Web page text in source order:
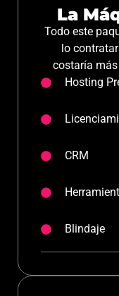
Hosting
CRM
Blindaje
La
Todo este
lo
costaría más